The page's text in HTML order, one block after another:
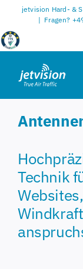
springen
jetvision Hard- &
| Fragen?
Technik